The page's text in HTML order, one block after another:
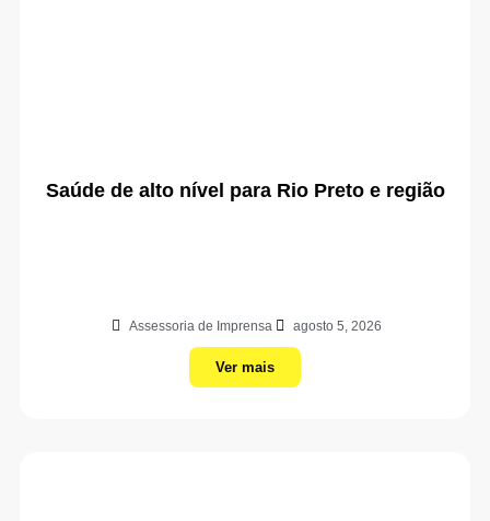
Saúde de alto nível para Rio Preto e região
Assessoria de Imprensa agosto 5, 2026
Ver mais